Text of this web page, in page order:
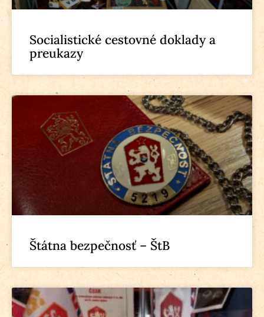
Socialistické cestovné doklady a
preukazy
Štátna bezpečnosť – ŠtB